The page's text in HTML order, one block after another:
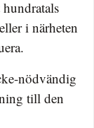
i närheten
nödvändig
till den